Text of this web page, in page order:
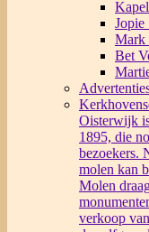
Jopie
Mark
Bet
Oisterwijk
1895, die
bezoekers.
molen kan
Molen
verkoop